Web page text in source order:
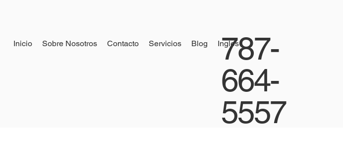
Inicio Sobre Nosotros Contacto Servicios Blog Ingles
787-
664-
5557